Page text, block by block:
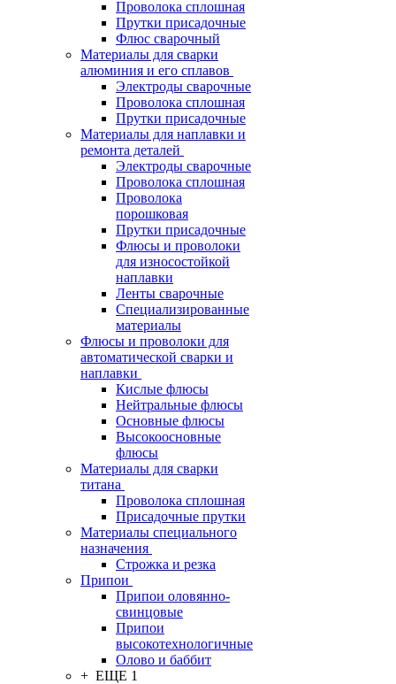
Проволока сплошная
Прутки присадочные
Флюс сварочный
Материалы для сварки
алюминия и его сплавов
Электроды сварочные
Проволока сплошная
Прутки присадочные
Материалы для наплавки и
ремонта деталей
Электроды сварочные
Проволока сплошная
Проволока
порошковая
Прутки присадочные
Флюсы и проволоки
для износостойкой
наплавки
Ленты сварочные
Специализированные
материалы
Флюсы и проволоки для
автоматической сварки и
наплавки
Кислые флюсы
Нейтральные флюсы
Основные флюсы
Высокоосновные
флюсы
Материалы для сварки
титана
Проволока сплошная
Присадочные прутки
Материалы специального
назначения
Строжка и резка
Припои
Припои оловянно-
свинцовые
Припои
высокотехнологичные
Олово и баббит
+ ЕЩЕ 1